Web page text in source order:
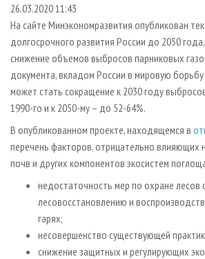
ПРОИЗВОДСТВО ДРЕВЕСНЫХ ПЛИТ
ДЕРЕВЯННОЕ ДОМОСТРОЕНИЕ
ПРОИЗВОДСТВО МЕБЕЛИ
БИОЭНЕРГЕТИКА
ЦБП
ИНСТРУМЕНТ И МАТЕРИАЛЫ
МОБИЛЬНЫЕ ВЫСТАВКИ
ОФИЦИАЛЬНЫЕ ДЕЛЕГАЦИИ
ПРИОРИТЕТНЫЕ ИНВЕСТПРОЕКТЫ
RUSSIAN FORESTRY REVIEW
ГАЗЕТА ЛЕСПРОМФОРУМ
БИБЛИОТЕКА СПЕЦИАЛИСТА
РЕКЛАМА НА САЙТЕ
26.03.2020 11:43
На сайте Минэкономразвития опубликован
долгосрочного развития России до 2050
снижение объемов выбросов парниковых
документа, вкладом России в мировую
может стать сокращение к 2030 году
1990-го и к 2050-му – до 52-64%.
В опубликованном проекте, находящемся в
перечень факторов, отрицательно влияющих
почв и других компонентов экосистем
недостаточность мер по охране лесов
лесовосстановлению и
гарях;
несовершенство существующей
снижение защитных и регулирующих